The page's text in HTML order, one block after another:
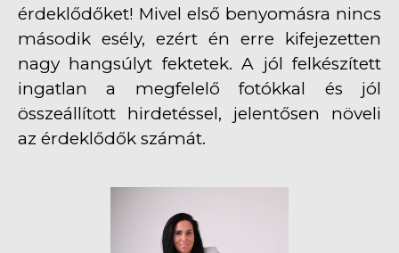
érdeklődőket! Mivel első benyomásra nincs
második esély, ezért én erre kifejezetten
nagy hangsúlyt fektetek. A jól felkészített
ingatlan a megfelelő fotókkal és jól
összeállított hirdetéssel, jelentősen növeli
az érdeklődők számát.